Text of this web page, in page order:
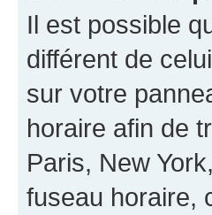
Il est possible
différent de
sur votre
horaire afin de
Paris, New
fuseau horaire,